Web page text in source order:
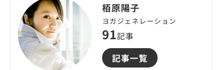
栢原陽子
ヨガジェネレーション
91記事
記事一覧